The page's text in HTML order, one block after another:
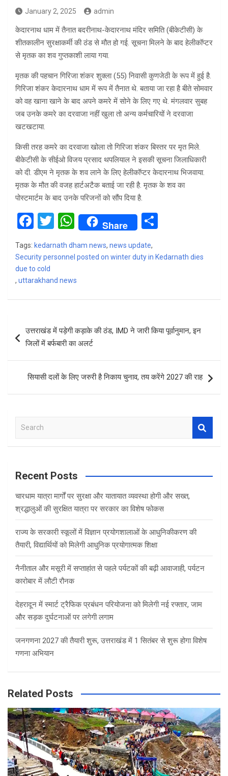
January 2, 2025 admin
केदारनाथ धाम में तैनात बदरीनाथ-केदारनाथ मंदिर समिति (बीकेटीसी) के
शीतकालीन सुरक्षाकर्मी की ठंड से मौत हो गई. सूचना मिलने के बाद हेलीकॉप्टर
से मृतक का शव गुप्तकाशी लाया गया.
मृतक की पहचान गिरिजा शंकर शुक्ला (55) निवासी कुणजेठी के रूप में हुई है.
गिरिजा शंकर केदारनाथ धाम में रूप में तैनात थे. बताया जा रहा है बीते सोमवार
को वह खाना खाने के बाद अपने कमरे में सोने के लिए गए थे. मंगलवार सुबह
जब उनके कमरे का दरवाजा नहीं खुला तो अन्य कर्मचारियों ने दरवाजा
खटखटाया.
किसी तरह कमरे का दरवाजा खोला तो गिरिजा शंकर बिस्तर पर मृत मिले.
बीकेटीसी के सीईओ विजय प्रसाद थपलियाल ने इसकी सूचना जिलाधिकारी
को दी. डीएम ने मृतक के शव लाने के लिए हेलीकॉप्टर केदारनाथ भिजवाया.
मृतक के मौत की वजह हार्टअटैक बताई जा रही है. मृतक के शव का
पोस्टमार्टम के बाद उनके परिजनों को सौंप दिया है.
F
a
ce
b
o
o
T
wi
tt
W
h
at
A
p
Share
ar
Tags: kedarnath dham news, news update,
Security personnel posted on winter duty in Kedarnath dies
due to cold
, uttarakhand news
navigation
उत्तराखंड में पड़ेगी कड़ाके की ठंड, IMD ने जारी किया पूर्वानुमान, इन
जिलों में बर्फबारी का अलर्ट
सियासी दलों के लिए जरुरी है निकाय चुनाव, तय करेंगे 2027 की राह
a
c
Recent Posts
चारधाम यात्रा मार्गों पर सुरक्षा और यातायात व्यवस्था होगी और सख्त,
श्रद्धालुओं की सुरक्षित यात्रा पर सरकार का विशेष फोकस
राज्य के सरकारी स्कूलों में विज्ञान प्रयोगशालाओं के आधुनिकीकरण की
तैयारी, विद्यार्थियों को मिलेगी आधुनिक प्रयोगात्मक शिक्षा
नैनीताल और मसूरी में सप्ताहांत से पहले पर्यटकों की बढ़ी आवाजाही, पर्यटन
कारोबार में लौटी रौनक
देहरादून में स्मार्ट ट्रैफिक प्रबंधन परियोजना को मिलेगी नई रफ्तार, जाम
और सड़क दुर्घटनाओं पर लगेगी लगाम
जनगणना 2027 की तैयारी शुरू, उत्तराखंड में 1 सितंबर से शुरू होगा विशेष
गणना अभियान
Related Posts